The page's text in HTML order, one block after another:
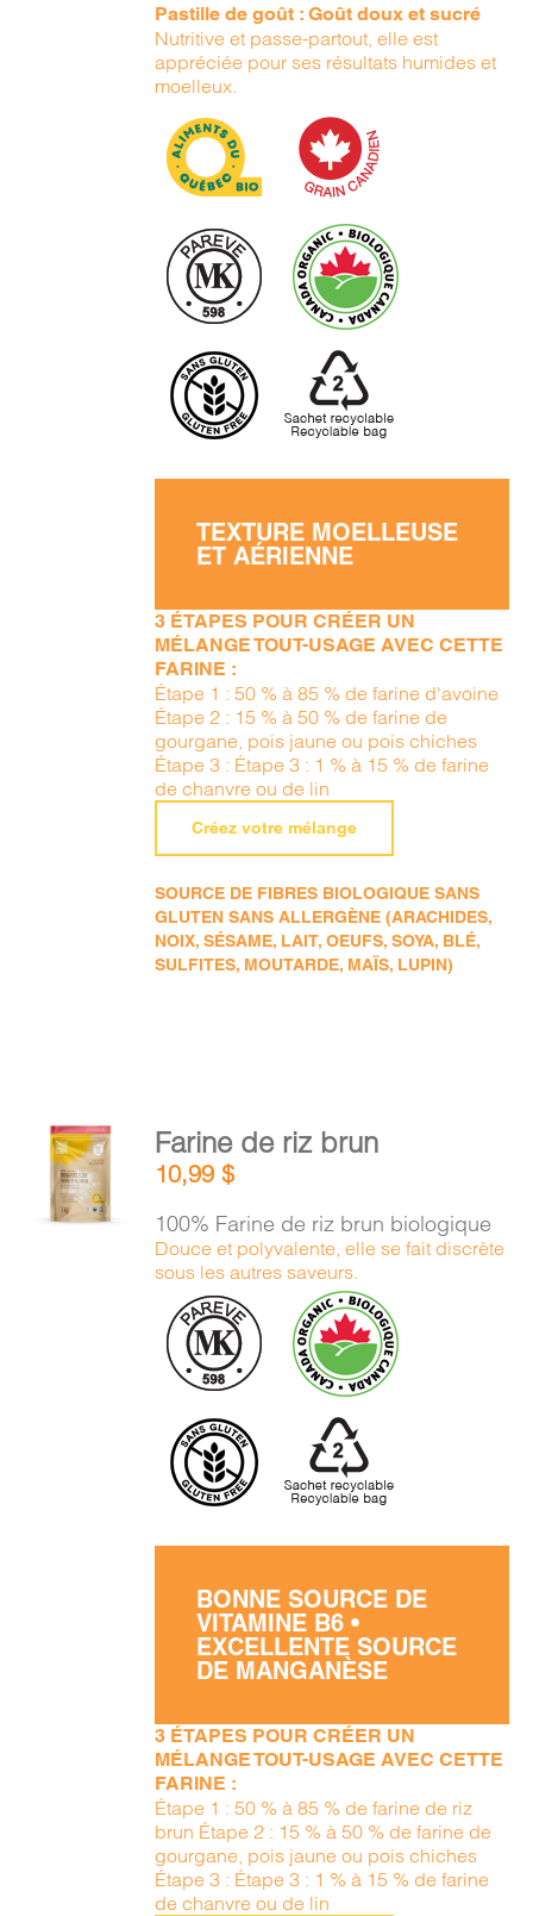
Pastille de goût : Goût doux et sucré
Nutritive et passe-partout, elle est
appréciée pour ses résultats humides et
moelleux.
TEXTURE MOELLEUSE
ET AÉRIENNE
3 ÉTAPES POUR CRÉER UN
MÉLANGE TOUT-USAGE AVEC CETTE
FARINE :
Étape 1 : 50 % à 85 % de farine d'avoine
Étape 2 : 15 % à 50 % de farine de
gourgane, pois jaune ou pois chiches
Étape 3 : Étape 3 : 1 % à 15 % de farine
de chanvre ou de lin
Créez votre mélange
SOURCE DE FIBRES BIOLOGIQUE SANS
GLUTEN SANS ALLERGÈNE (ARACHIDES,
NOIX, SÉSAME, LAIT, OEUFS, SOYA, BLÉ,
SULFITES, MOUTARDE, MAÏS, LUPIN)
AJOUTER
AU
PANIER
/
Farine de riz brun
10,99$
100% Farine de riz brun biologique
Douce et polyvalente, elle se fait discrète
sous les autres saveurs.
BONNE SOURCE DE
VITAMINE B6 •
EXCELLENTE SOURCE
DE MANGANÈSE
3 ÉTAPES POUR CRÉER UN
MÉLANGE TOUT-USAGE AVEC CETTE
FARINE :
Étape 1 : 50 % à 85 % de farine de riz
brun Étape 2 : 15 % à 50 % de farine de
gourgane, pois jaune ou pois chiches
Étape 3 : Étape 3 : 1 % à 15 % de farine
de chanvre ou de lin